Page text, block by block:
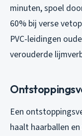
minuten, spoel
60% bij verse
PVC-leidingen
verouderde
Een
haalt haarballen